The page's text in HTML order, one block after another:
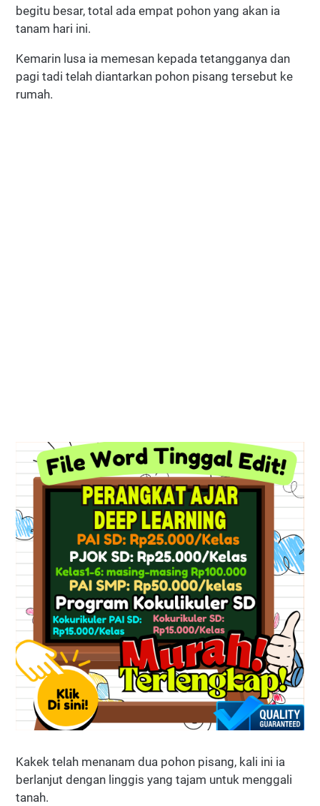
begitu besar, total ada empat pohon yang akan ia
tanam hari ini.
Kemarin lusa ia memesan kepada tetangganya dan
pagi tadi telah diantarkan pohon pisang tersebut ke
rumah.
Kakek telah menanam dua pohon pisang, kali ini ia
berlanjut dengan linggis yang tajam untuk menggali
tanah.